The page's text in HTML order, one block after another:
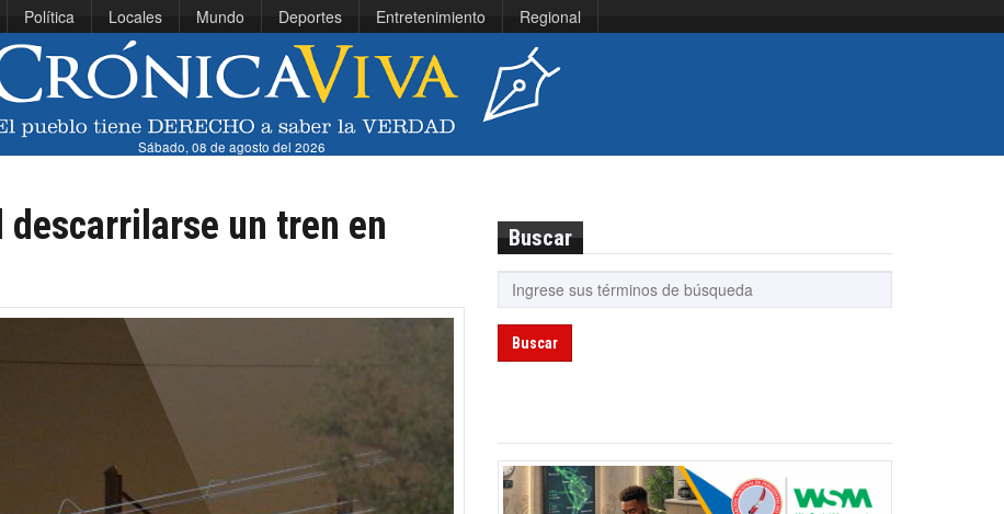
Política Locales Mundo Deportes Entretenimiento Regional
Sábado, 08 de agosto del 2026
descarrilarse un tren en
Buscar
Buscar